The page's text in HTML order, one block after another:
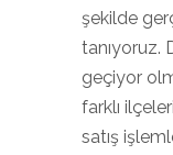
şekilde
tanıyoruz.
geçiyor
farklı
satış